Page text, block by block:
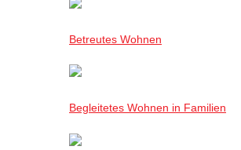
Betreutes Wohnen
Begleitetes Wohnen in Familien